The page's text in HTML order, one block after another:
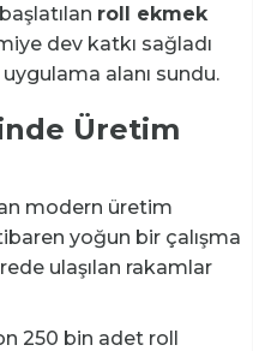
roll ekmek
dev katkı sağladı
alanı sundu.
Üretim
modern üretim
yoğun bir çalışma
ulaşılan rakamlar
250 bin adet roll